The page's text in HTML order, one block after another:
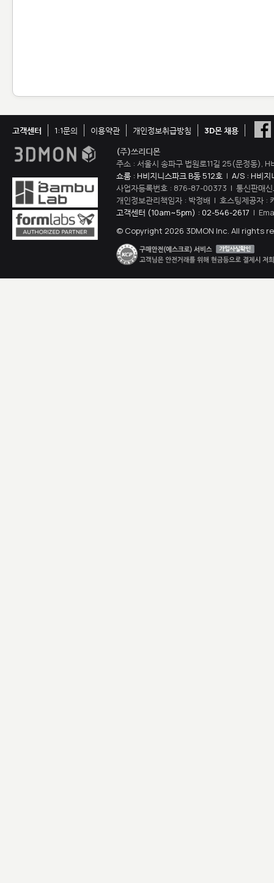
고객센터 1:1문의 이용약관 개인정보취급방침
3D몬 채용
(주)쓰리디몬
주소 : 서울시 송파구 법원로11길 25(문정동),
쇼룸 : H비지니스파크 B동 512호 | A/S : H비지
사업자등록번호 : 876-87-00373 | 통신판매
개인정보관리책임자 : 박정배 | 호스팅제공자 :
고객센터 (10am~5pm) : 02-546-2617 |
© Copyright 2026 3DMON Inc. All rights